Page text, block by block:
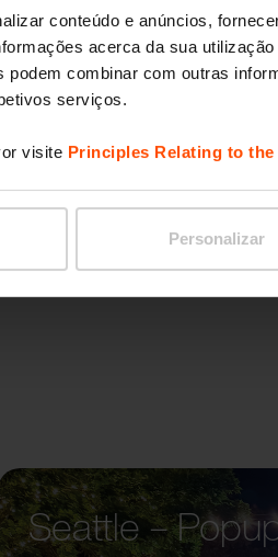
conteúdo e anúncios,
acerca da sua
podem combinar com outras
serviços.
visite Principles Relating to
Personalizar
Seattle –